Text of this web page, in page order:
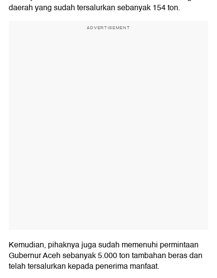
daerah yang sudah tersalurkan sebanyak 154 ton.
ADVERTISEMENT
Kemudian, pihaknya juga sudah memenuhi permintaan
Gubernur Aceh sebanyak 5.000 ton tambahan beras dan
telah tersalurkan kepada penerima manfaat.